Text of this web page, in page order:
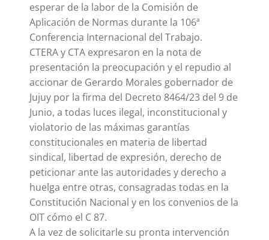
esperar de la labor de la Comisión de
Aplicación de Normas durante la 106ª
Conferencia Internacional del Trabajo.
CTERA y CTA expresaron en la nota de
presentación la preocupación y el repudio al
accionar de Gerardo Morales gobernador de
Jujuy por la firma del Decreto 8464/23 del 9 de
Junio, a todas luces ilegal, inconstitucional y
violatorio de las máximas garantías
constitucionales en materia de libertad
sindical, libertad de expresión, derecho de
peticionar ante las autoridades y derecho a
huelga entre otras, consagradas todas en la
Constitución Nacional y en los convenios de la
OIT cómo el C 87.
A la vez de solicitarle su pronta intervención